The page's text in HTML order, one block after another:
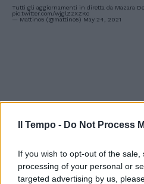
Il Tempo - Do Not Process
If you wish to opt-out of the
processing of your personal or
targeted advertising by us,
Tutti gli aggiornamenti in diretta da Mazara
pic.twitter.com/wjglZzXZKc
— Mattino5 (@mattino5) May 24, 2021